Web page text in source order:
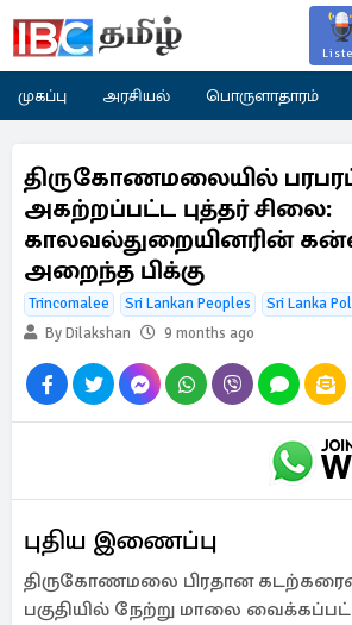
முகப்பு அரசியல் பொருளாதாரம்
திருகோணமலையில்
அகற்றப்பட்ட புத்தர் சிலை:
காலவல்துறையினரின்
அறைந்த பிக்கு
Trincomalee Sri Lankan Peoples
Sri Lanka
By Dilakshan
9 months ago
புதிய இணைப்பு
திருகோணமலை பிரதான
பகுதியில் நேற்று மாலை